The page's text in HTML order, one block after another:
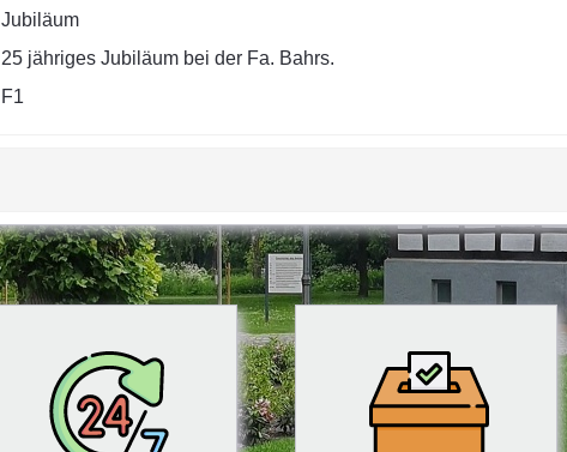
Jubiläum
25 jähriges Jubiläum bei der Fa. Bahrs.
F1